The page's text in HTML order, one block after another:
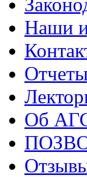
Наши
Об